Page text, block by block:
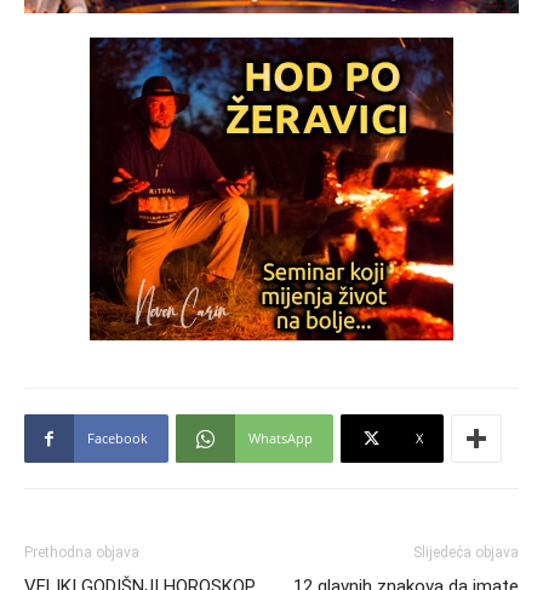
Facebook WhatsApp X
Prethodna objava Slijedeća objava